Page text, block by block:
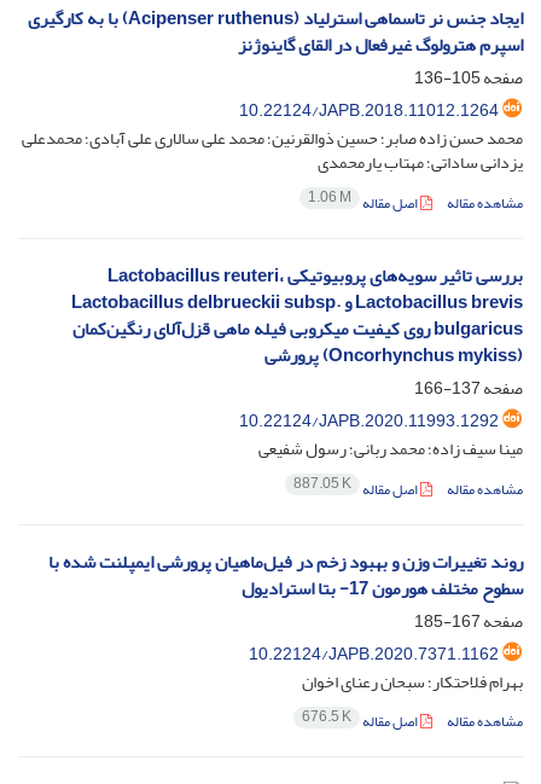
ایجاد جنس نر تاسماهی استرلیاد (Acipenser ruthenus) با به کارگیری
اسپرم هترولوگ غیرفعال در القای گاینوژنز
صفحه105-136
10.22124/JAPB.2018.11012.1264
محمد حسن زاده صابر؛ حسین ذوالقرنین؛ محمد علی سالاری علی آبادی؛ محمدعلی
یزدانی ساداتی؛ مهتاب یارمحمدی
مشاهده مقاله اصل مقاله 1.06 M
بررسی تاثیر سویه‌های پروبیوتیکی Lactobacillus reuteri،
Lactobacillus brevis و Lactobacillus delbrueckii subsp.
bulgaricus روی کیفیت میکروبی فیله ماهی قزل‌آلای رنگین‌کمان
(Oncorhynchus mykiss) پرورشی
صفحه137-166
10.22124/JAPB.2020.11993.1292
مینا سیف زاده؛ محمد ربانی؛ رسول شفیعی
مشاهده مقاله اصل مقاله 887.05 K
روند تغییرات وزن و بهبود زخم در فیل‌ماهیان پرورشی ایمپلنت شده با
سطوح مختلف هورمون 17- بتا استرادیول
صفحه167-185
10.22124/JAPB.2020.7371.1162
بهرام فلاحتکار؛ سبحان رعنای اخوان
مشاهده مقاله اصل مقاله 676.5 K